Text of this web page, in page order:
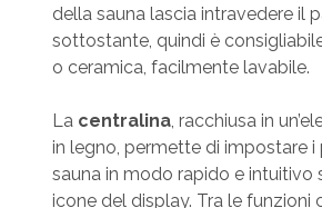
della sauna lascia intravedere il
sottostante, quindi è
o ceramica, facilmente lavabile.
La centralina, racchiusa in
in legno, permette di impostare i
sauna in modo rapido e intuitivo
icone del display. Tra le funzioni